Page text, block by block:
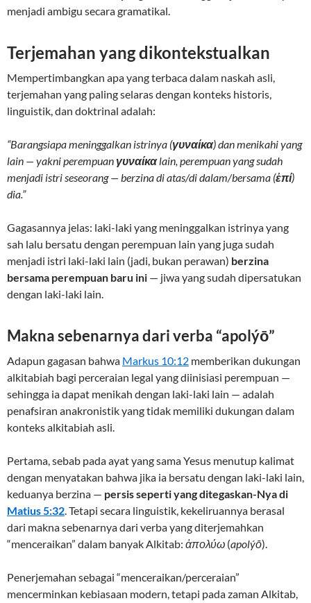
menjadi ambigu secara gramatikal.
Terjemahan yang dikontekstualkan
Mempertimbangkan apa yang terbaca dalam naskah asli,
terjemahan yang paling selaras dengan konteks historis,
linguistik, dan doktrinal adalah:
“Barangsiapa meninggalkan istrinya (γυναίκα) dan menikahi yang
lain — yakni perempuan γυναίκαlain, perempuan yang sudah
menjadi istri seseorang — berzina di atas/di dalam/bersama (ἐπί)
dia.”
Gagasannya jelas: laki-laki yang meninggalkan istrinya yang
sah lalu bersatu dengan perempuan lain yang juga sudah
menjadi istri laki-laki lain (jadi, bukan perawan) berzina
bersama perempuan baru ini — jiwa yang sudah dipersatukan
dengan laki-laki lain.
Makna sebenarnya dari verba “apolýō”
Adapun gagasan bahwa Markus 10:12 memberikan dukungan
alkitabiah bagi perceraian legal yang diinisiasi perempuan —
sehingga ia dapat menikah dengan laki-laki lain — adalah
penafsiran anakronistik yang tidak memiliki dukungan dalam
konteks alkitabiah asli.
Pertama, sebab pada ayat yang sama Yesus menutup kalimat
dengan menyatakan bahwa jika ia bersatu dengan laki-laki lain,
keduanya berzina — persis seperti yang ditegaskan-Nya di
Matius 5:32. Tetapi secara linguistik, kekeliruannya berasal
dari makna sebenarnya dari verba yang diterjemahkan
“menceraikan” dalam banyak Alkitab: ἀπολύω (apolýō).
Penerjemahan sebagai “menceraikan/perceraian”
mencerminkan kebiasaan modern, tetapi pada zaman Alkitab,